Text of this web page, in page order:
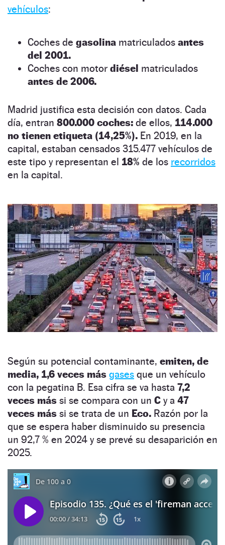
vehículos:
Coches de gasolina matriculados antes
del 2001.
Coches con motor diésel matriculados
antes de 2006.
Madrid justifica esta decisión con datos. Cada
día, entran 800.000 coches: de ellos, 114.000
no tienen etiqueta (14,25%). En 2019, en la
capital, estaban censados 315.477 vehículos de
este tipo y representan el 18% de los recorridos
en la capital.
Según su potencial contaminante, emiten, de
media, 1,6 veces más gases que un vehículo
con la pegatina B. Esa cifra se va hasta 7,2
veces más si se compara con un C y a 47
veces más si se trata de un Eco. Razón por la
que se espera haber disminuido su presencia
un 92,7 % en 2024 y se prevé su desaparición en
2025.